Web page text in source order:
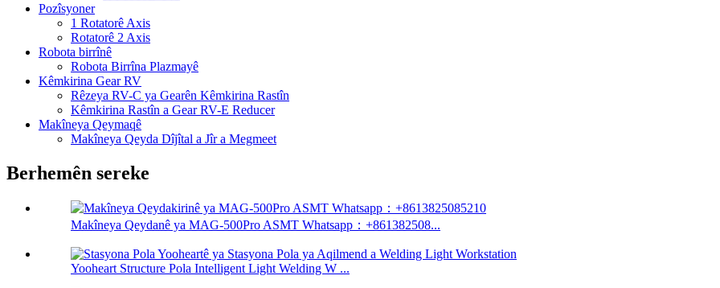
Pozîsyoner
1 Rotatorê Axis
Rotatorê 2 Axis
Robota birrînê
Robota Birrîna Plazmayê
Kêmkirina Gear RV
Rêzeya RV-C ya Gearên Kêmkirina Rastîn
Kêmkirina Rastîn a Gear RV-E Reducer
Makîneya Qeymaqê
Makîneya Qeyda Dîjîtal a Jîr a Megmeet
Berhemên sereke
Makîneya Qeydanê ya MAG-500Pro ASMT Whatsapp：+861382508...
Yooheart Structure Pola Intelligent Light Welding W ...